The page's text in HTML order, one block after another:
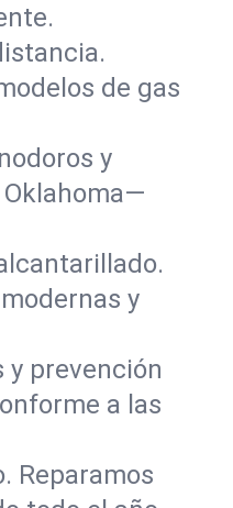
de gas
y
y
y prevención
a las
Reparamos